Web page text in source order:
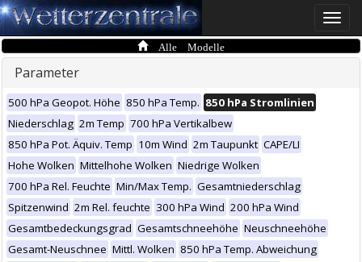
Toggle
Alle Modelle
Parameter
500 hPa Geopot. Höhe 850 hPa Temp. 850 hPa Stromlinien
Niederschlag 2m Temp 700 hPa Vertikalbew
850 hPa Pot. Äquiv. Temp 10m Wind 2m Taupunkt CAPE/LI
Hohe Wolken Mittelhohe Wolken Niedrige Wolken
700 hPa Rel. Feuchte Min/Max Temp. Gesamtniederschlag
Spitzenwind 2m Rel. feuchte 300 hPa Wind 200 hPa Wind
Gesamtbedeckungsgrad Gesamtschneehöhe Neuschneehöhe
Gesamt-Neuschnee Mittl. Wolken 850 hPa Temp. Abweichung